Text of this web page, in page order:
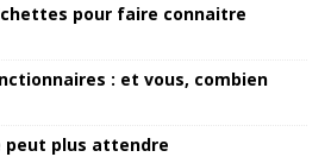
pour faire connaitre
: et vous, combien
peut plus attendre